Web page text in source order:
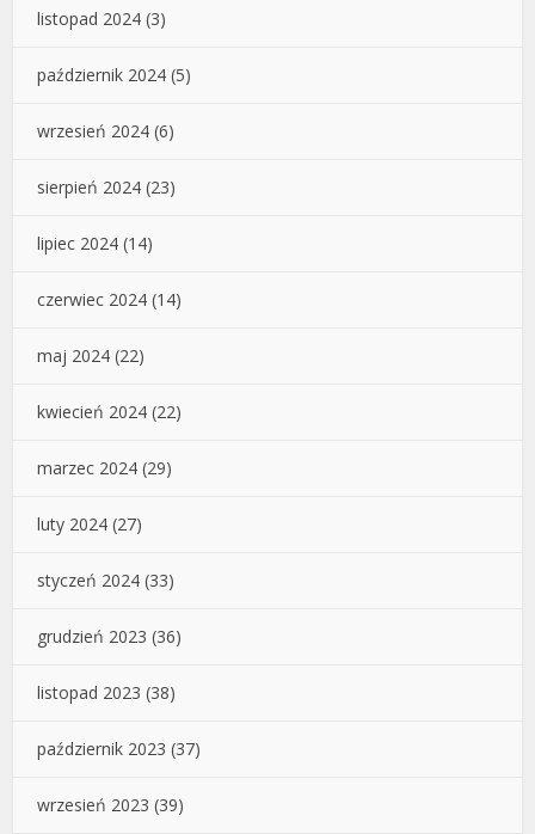
listopad 2024 (3)
październik 2024 (5)
wrzesień 2024 (6)
sierpień 2024 (23)
lipiec 2024 (14)
czerwiec 2024 (14)
maj 2024 (22)
kwiecień 2024 (22)
marzec 2024 (29)
luty 2024 (27)
styczeń 2024 (33)
grudzień 2023 (36)
listopad 2023 (38)
październik 2023 (37)
wrzesień 2023 (39)